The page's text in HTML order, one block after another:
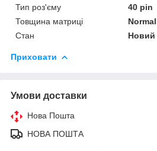
Тип роз'єму
40 pin
Товщина матриці
Normal
Стан
Новий
Приховати
Умови доставки
Нова Пошта
НОВА ПОШТА